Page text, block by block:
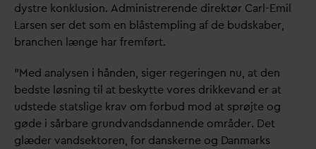
dystre konklusion. Administrerende direktør Carl-Emil
Larsen ser det som en blåstempling af de budskaber,
branchen længe har fremført.
”Med analysen i hånden, siger regeringen nu, at den
bedste løsning til at beskytte vores drikkevand er at
udstede statslige krav om forbud mod at sprøjte og
gøde i sårbare grundvandsdannende områder. Det
glæder vandsektoren, for danskerne og Danmarks